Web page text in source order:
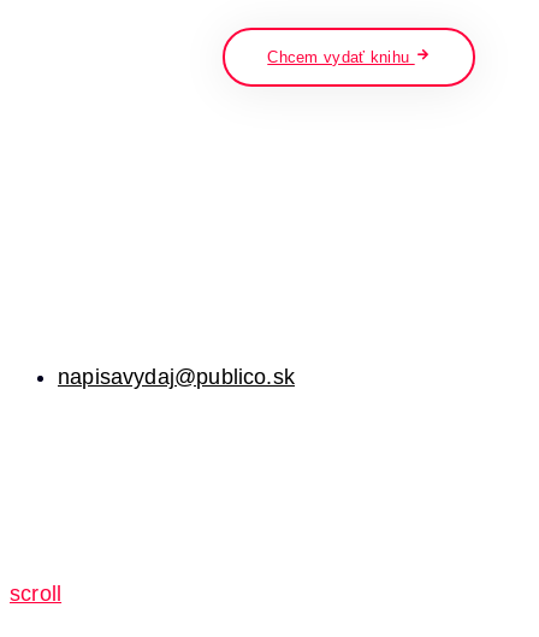
Chcem vydať knihu
napisavydaj@publico.sk
scroll